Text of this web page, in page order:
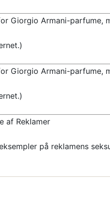
Giorgio Armani-parfume,
Giorgio Armani-parfume,
af Reklamer
på reklamens